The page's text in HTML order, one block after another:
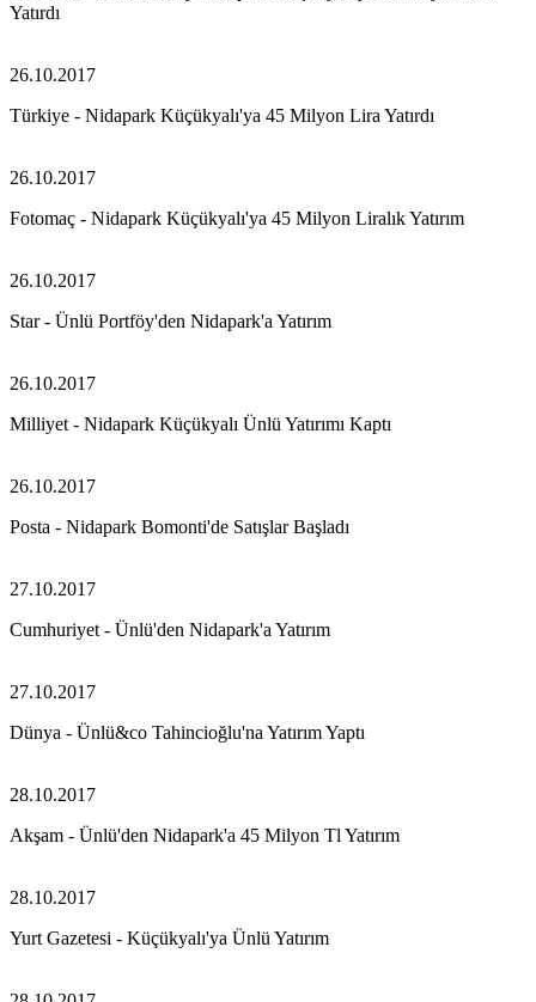
Yatırdı
26.10.2017
Türkiye - Nidapark Küçükyalı'ya 45 Milyon Lira Yatırdı
26.10.2017
Fotomaç - Nidapark Küçükyalı'ya 45 Milyon Liralık Yatırım
26.10.2017
Star - Ünlü Portföy'den Nidapark'a Yatırım
26.10.2017
Milliyet - Nidapark Küçükyalı Ünlü Yatırımı Kaptı
26.10.2017
Posta - Nidapark Bomonti'de Satışlar Başladı
27.10.2017
Cumhuriyet - Ünlü'den Nidapark'a Yatırım
27.10.2017
Dünya - Ünlü&co Tahincioğlu'na Yatırım Yaptı
28.10.2017
Akşam - Ünlü'den Nidapark'a 45 Milyon Tl Yatırım
28.10.2017
Yurt Gazetesi - Küçükyalı'ya Ünlü Yatırım